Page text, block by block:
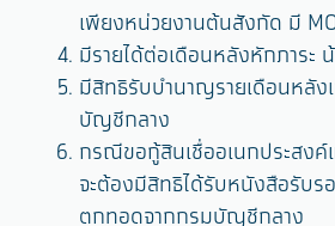
เพียงหน่วยงานต้นสังกัด มี
มีรายได้ต่อเดือนหลังหักภาระ
มีสิทธิรับบำนาญรายเดือนหลั
บัญชีกลาง
กรณีขอกู้สินเชื่ออเนกประสง
จะต้องมีสิทธิได้รับหนังสือรับร
ตกทอดจากกรมบัญชีกลาง